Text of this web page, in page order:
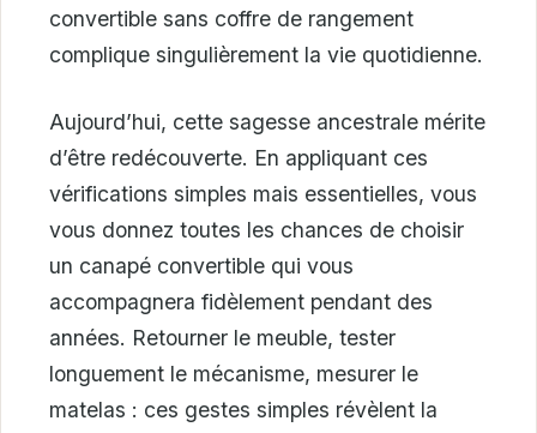
convertible sans coffre de rangement
complique singulièrement la vie quotidienne.
Aujourd’hui, cette sagesse ancestrale mérite
d’être redécouverte. En appliquant ces
vérifications simples mais essentielles, vous
vous donnez toutes les chances de choisir
un canapé convertible qui vous
accompagnera fidèlement pendant des
années. Retourner le meuble, tester
longuement le mécanisme, mesurer le
matelas : ces gestes simples révèlent la